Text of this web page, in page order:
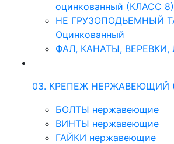
оцинкованный (КЛАСС 8)
НЕ ГРУЗОПОДЬЕМНЫЙ
Оцинкованный
ФАЛ, КАНАТЫ, ВЕРЕВКИ,
03. КРЕПЕЖ НЕРЖАВЕЮЩИЙ
БОЛТЫ нержавеющие
ВИНТЫ нержавеющие
ГАЙКИ нержавеющие